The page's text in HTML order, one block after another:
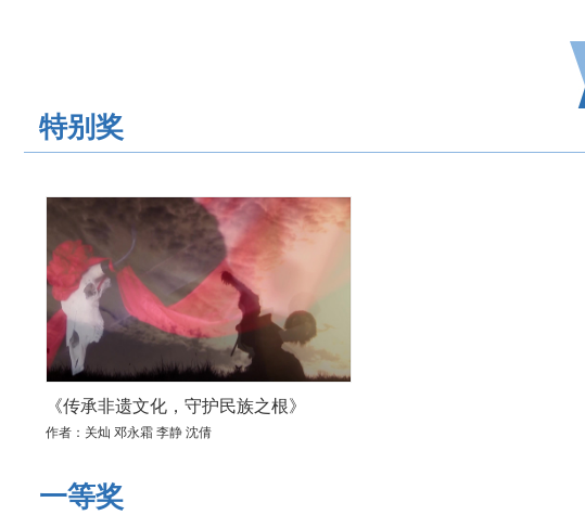
特别奖
《传承非遗文化，守护民族之根》
作者：关灿 邓永霜 李静 沈倩
一等奖